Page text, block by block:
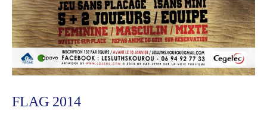
FLAG 2014